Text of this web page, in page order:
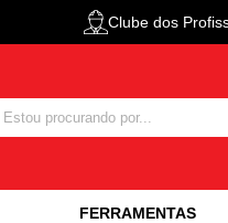
Clube dos
FERRAMENTAS